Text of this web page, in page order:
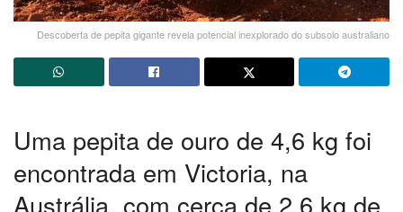
Descoberta de pepita gigante revela potencial inexplorado do subsolo australiano
Uma pepita de ouro de 4,6 kg foi
encontrada em Victoria, na
Austrália, com cerca de 2,6 kg de